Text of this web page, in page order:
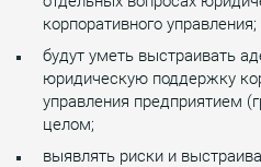
корпоративного управления;
будут уметь выстраивать
юридическую поддержку
управления предприятием
целом;
выявлять риски и